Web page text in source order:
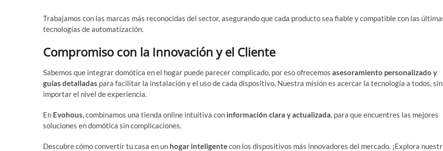
Trabajamos con las marcas más reconocidas del sector, asegurando que cada producto sea fiable y compatible con las
tecnologías de automatización.
Compromiso con la Innovación y el Cliente
Sabemos que integrar domótica en el hogar puede parecer complicado, por eso ofrecemos asesoramiento personalizado y
guías detalladas para facilitar la instalación y el uso de cada dispositivo. Nuestra misión es acercar la tecnología a todos, sin
importar el nivel de experiencia.
En Evohous, combinamos una tienda online intuitiva con información clara y actualizada, para que encuentres las mejores
soluciones en domótica sin complicaciones.
Descubre cómo convertir tu casa en un hogar inteligentecon los dispositivos más innovadores del mercado. ¡Explora